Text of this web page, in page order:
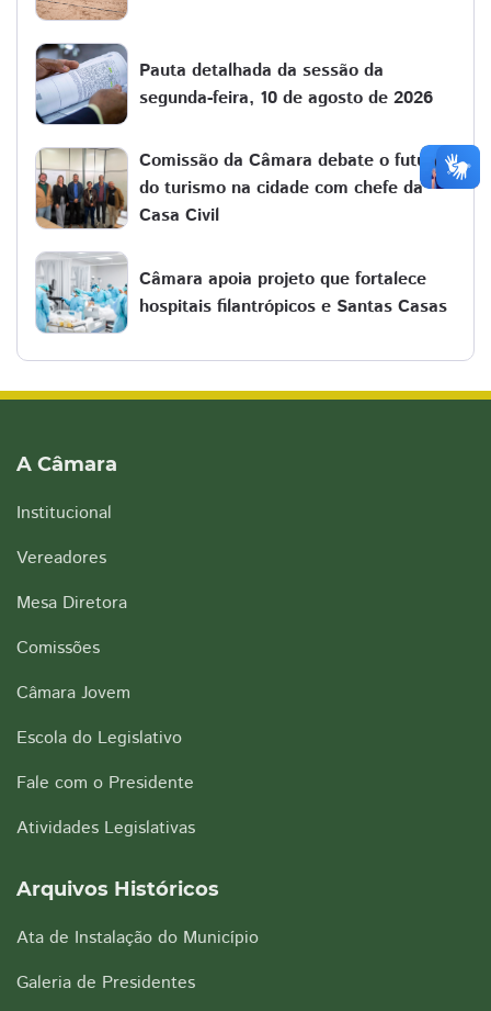
Pauta detalhada da sessão da
segunda-feira, 10 de agosto de 2026
Comissão da Câmara debate o futuro
do turismo na cidade com chefe da
Casa Civil
Câmara apoia projeto que fortalece
hospitais filantrópicos e Santas Casas
A Câmara
Institucional
Vereadores
Mesa Diretora
Comissões
Câmara Jovem
Escola do Legislativo
Fale com o Presidente
Atividades Legislativas
Arquivos Históricos
Ata de Instalação do Município
Galeria de Presidentes